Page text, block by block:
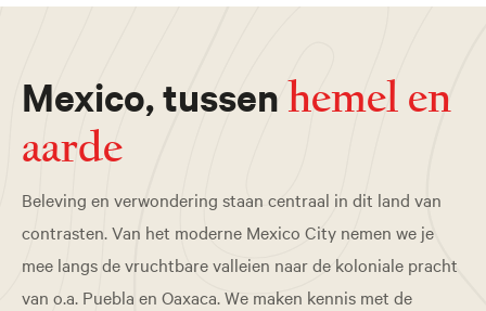
Mexico, tussenhemel en
aarde
Beleving en verwondering staan centraal in dit land van
contrasten. Van het moderne Mexico City nemen we je
mee langs de vruchtbare valleien naar de koloniale pracht
van o.a. Puebla en Oaxaca. We maken kennis met de